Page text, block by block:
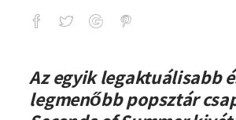
A Budapest Parkban
Az egyik legaktuálisabb
legmenőbb popsztár